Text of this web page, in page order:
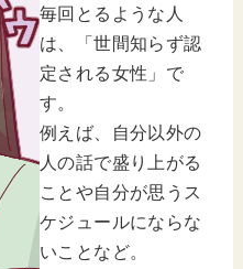
毎回とるような人
は、「世間知らず認
定される女性」で
す。
例えば、自分以外の
人の話で盛り上がる
ことや自分が思うス
ケジュールにならな
いことなど。